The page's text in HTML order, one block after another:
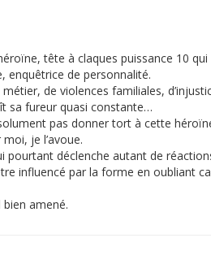
tête à claques puissance 10
enquêtrice de personnalité.
de violences familiales,
sa fureur quasi constante…
pas donner tort à cette
je l’avoue.
pourtant déclenche autant de
influencé par la forme en oubliant
amené.